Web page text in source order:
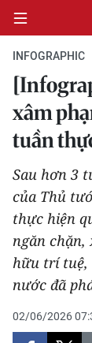
CHÍNH TRỊ
KINH TẾ
VĂN HÓA
XÃ HỘI
PHÁP LUẬT
THẾ GIỚI
INFOGRAPHIC
xâm
tuần
Sau hơn 3
của Thủ
thực hiện
ngăn chặn,
hữu trí tuệ,
nước đã
02/06/2026